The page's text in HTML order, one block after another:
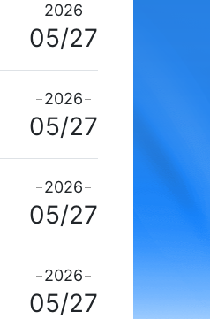
2026
05/27
2026
05/27
2026
05/27
2026
05/27